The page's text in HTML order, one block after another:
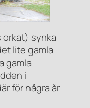
orkat) synka
lite gamla
gamla
i
för några år